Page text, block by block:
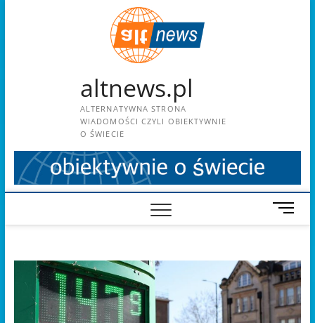
altnews.pl
ALTERNATYWNA STRONA
WIADOMOŚCI CZYLI OBIEKTYWNIE
O ŚWIECIE
M
e
B
u
t
t